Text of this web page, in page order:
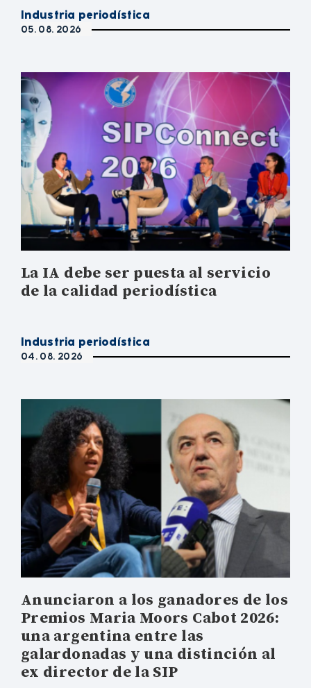
Industria periodística
05. 08. 2026
La IA debe ser puesta al servicio
de la calidad periodística
Industria periodística
04. 08. 2026
Anunciaron a los ganadores de los
Premios Maria Moors Cabot 2026:
una argentina entre las
galardonadas y una distinción al
ex director de la SIP